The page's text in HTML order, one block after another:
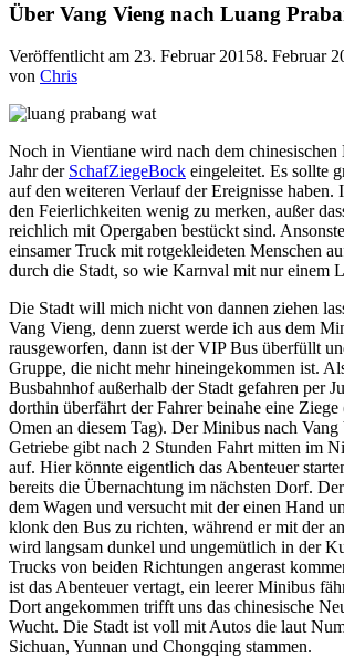
Über Vang Vieng nach Luang
Veröffentlicht am 23. Februar 20158. Februar
von Chris
Noch in Vientiane wird nach dem chinesischen
Jahr der SchafZiegeBock eingeleitet. Es sollte
auf den weiteren Verlauf der Ereignisse haben.
den Feierlichkeiten wenig zu merken, außer
reichlich mit Opergaben bestückt sind.
einsamer Truck mit rotgekleideten Menschen
durch die Stadt, so wie Karnval mit nur einem
Die Stadt will mich nicht von dannen ziehen
Vang Vieng, denn zuerst werde ich aus dem
rausgeworfen, dann ist der VIP Bus überfüllt
Gruppe, die nicht mehr hineingekommen ist.
Busbahnhof außerhalb der Stadt gefahren per
dorthin überfährt der Fahrer beinahe eine Ziege
Omen an diesem Tag). Der Minibus nach Vang
Getriebe gibt nach 2 Stunden Fahrt mitten im
auf. Hier könnte eigentlich das Abenteuer
bereits die Übernachtung im nächsten Dorf.
dem Wagen und versucht mit der einen Hand
klonk den Bus zu richten, während er mit der
wird langsam dunkel und ungemütlich in der
Trucks von beiden Richtungen angerast
ist das Abenteuer vertagt, ein leerer Minibus
Dort angekommen trifft uns das chinesische
Wucht. Die Stadt ist voll mit Autos die laut
Sichuan, Yunnan und Chongqing stammen.